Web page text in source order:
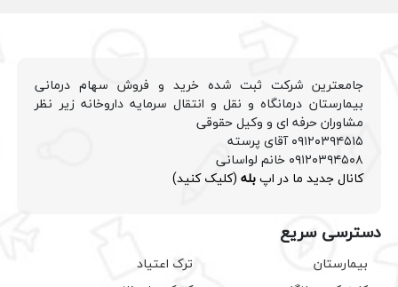
جامعترین شرکت ثبت شده خرید و فروش سهام درمانی
بیمارستان درمانگاه و نقل و انتقال سرمایه داروخانه زیر نظر
مشاوران حرفه ای و وکیل حقوقی
۰۹۱۲۰۳۹۴۵۱۵ آقای پرسته
۰۹۱۲۰۳۹۴۵۰۸ خانم لواسانی
کانال جدید ما در اپبله (کلیک کنید)
دسترسی سریع
بیمارستان
ترک اعتیاد